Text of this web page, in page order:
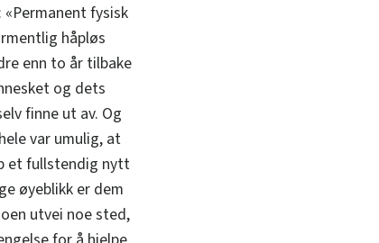
fysisk
håpløs
enn to år tilbake
og dets
finne ut av. Og
var umulig, at
et fullstendig nytt
øyeblikk er dem
utvei noe sted,